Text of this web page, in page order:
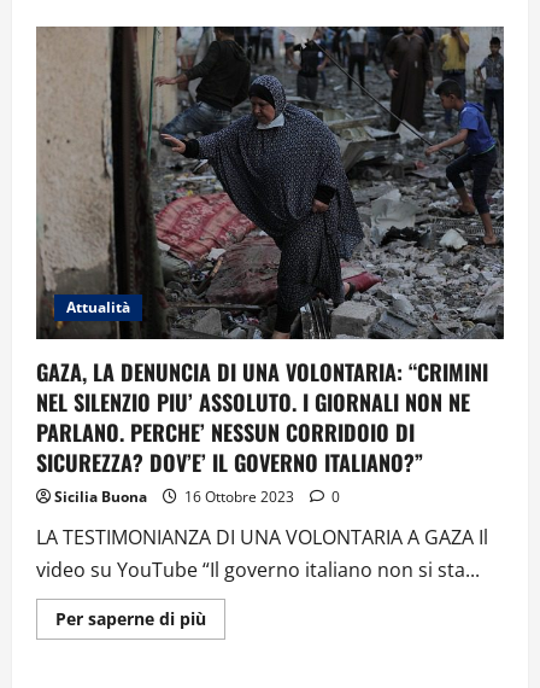
SCAGLIONE:
“Israele
l’unico
paese
del
Medio
Oriente
a
cui
conviene
un
allargamento
del
conflitto”
Attualità
GAZA, LA DENUNCIA DI UNA VOLONTARIA: “CRIMINI
NEL SILENZIO PIU’ ASSOLUTO. I GIORNALI NON NE
PARLANO. PERCHE’ NESSUN CORRIDOIO DI
SICUREZZA? DOV’E’ IL GOVERNO ITALIANO?”
Sicilia Buona 16 Ottobre 2023 0
LA TESTIMONIANZA DI UNA VOLONTARIA A GAZA Il
video su YouTube “Il governo italiano non si sta...
Per saperne di piùUlteriori
informazioni